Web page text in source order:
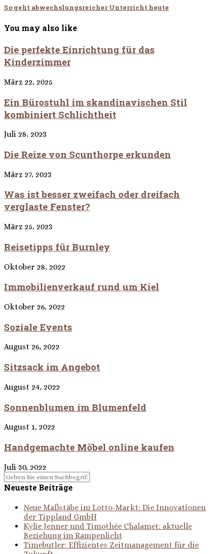
So geht abwechslungsreicher Unterricht heute
You may also like
Die perfekte Einrichtung für das
Kinderzimmer
März 22, 2025
Ein Bürostuhl im skandinavischen Stil
kombiniert Schlichtheit
Juli 28, 2023
Die Reize von Scunthorpe erkunden
März 27, 2023
Was ist besser zweifach oder dreifach
verglaste Fenster?
März 25, 2023
Reisetipps für Burnley
Oktober 28, 2022
Immobilienverkauf rund um Kiel
Oktober 26, 2022
Soziale Events
August 26, 2022
Sitzsack im Angebot
August 24, 2022
Sonnenblumen im Blumenfeld
August 1, 2022
Handgemachte Möbel online kaufen
Juli 30, 2022
Neueste Beiträge
Neue Maßstäbe im Lotto-Markt: Die Innovationen
der Tippland GmbH
Kylie Jenner und Timothée Chalamet: aktuelle
Beziehung im Rampenlicht
Timebutler: Effizientes Zeitmanagement für die